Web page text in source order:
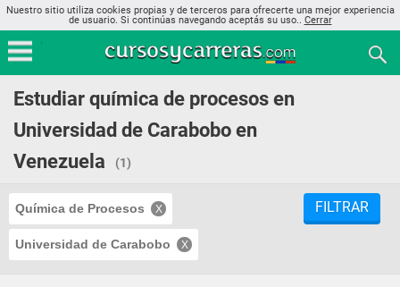
Nuestro sitio utiliza cookies propias y de terceros para ofrecerte una mejor experiencia
de usuario. Si continúas navegando aceptás su uso.. Cerrar
Estudiar química de procesos en
Universidad de Carabobo en
Venezuela
(1)
Química de Procesos
Universidad de Carabobo
FILTRAR